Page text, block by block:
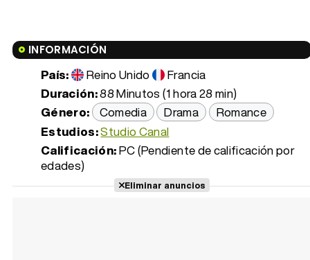
INFORMACIÓN
País: Reino Unido
Francia
Duración:88 Minutos (1 hora 28 min)
Género: Comedia Drama
Romance
Estudios:Studio Canal
Calificación:PC (Pendiente de calificación por
edades)
Eliminar anuncios